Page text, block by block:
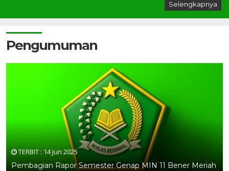
Selengkapnya
Pengumuman
TERBIT : 14 Jun 2025
Pembagian Rapor Semester Genap MIN 11 Bener Meriah